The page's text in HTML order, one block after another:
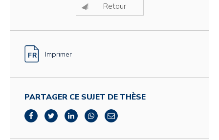
Retour
Imprimer
PARTAGER CE SUJET DE THÈSE